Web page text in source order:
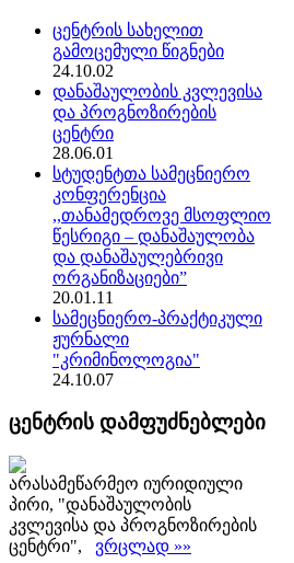
ცენტრის სახელით
გამოცემული წიგნები
24.10.02
დანაშაულობის კვლევისა
და პროგნოზირების
ცენტრი
28.06.01
სტუდენტთა სამეცნიერო
კონფერენცია
,,თანამედროვე მსოფლიო
წესრიგი – დანაშაულობა
და დანაშაულებრივი
ორგანიზაციები”
20.01.11
სამეცნიერო-პრაქტიკული
ჟურნალი
"კრიმინოლოგია"
24.10.07
ცენტრის დამფუძნებლები
არასამეწარმეო იურიდიული
პირი, "დანაშაულობის
კვლევისა და პროგნოზირების
ცენტრი", ვრცლად »»